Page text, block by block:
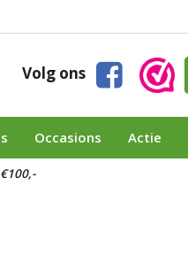
Volg ons
Occasions Actie